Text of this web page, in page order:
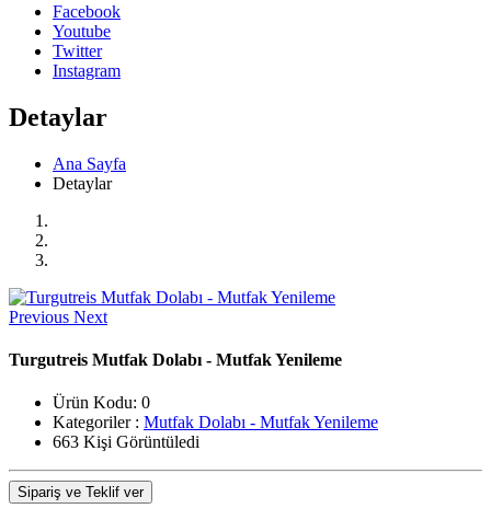
Facebook
Youtube
Twitter
Instagram
Detaylar
Ana Sayfa
Detaylar
Previous Next
Turgutreis Mutfak Dolabı - Mutfak Yenileme
Ürün Kodu: 0
Kategoriler : Mutfak Dolabı - Mutfak Yenileme
663 Kişi Görüntüledi
Sipariş ve Teklif ver